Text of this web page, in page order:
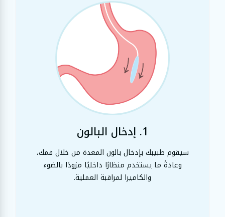
1. إدخال البالون
سيقوم طبيبك بإدخال بالون المعدة من خلال فمك،
وعادةً ما يستخدم منظارًا داخليًا مزودًا بالضوء
والكاميرا لمراقبة العملية.